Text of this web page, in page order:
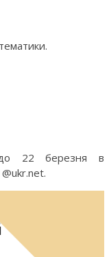
до 22 березня в